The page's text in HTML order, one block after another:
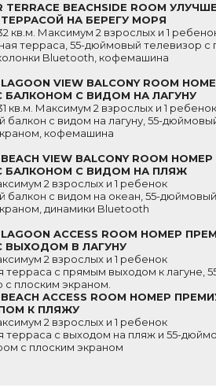
TERRACE BEACHSIDE ROOM
НА БЕРЕГУ МОРЯ
кв.м. Максимум 2 взрослых и 1
терраса, 55-дюймовый телевизор с
Bluetooth, кофемашина
LAGOON VIEW BALCONY ROOM
БАЛКОНОМ С ВИДОМ НА ЛАГУНУ
кв.м. Максимум 2 взрослых и 1 ребенок
балкон с видом на лагуну, 55-
кофемашина
BEACH VIEW BALCONY ROOM
БАЛКОНОМ С ВИДОМ НА ПЛЯЖ
2 взрослых и 1 ребенок
балкон с видом на океан, 55-
динамики Bluetooth
LAGOON ACCESS ROOM НОМЕР
ВЫХОДОМ В ЛАГУНУ
2 взрослых и 1 ребенок
терраса с прямым выходом к лагуне,
с плоским экраном.
BEACH ACCESS ROOM НОМЕР
К ПЛЯЖУ
2 взрослых и 1 ребенок
терраса с выходом на пляж и 55-
с плоским экраном